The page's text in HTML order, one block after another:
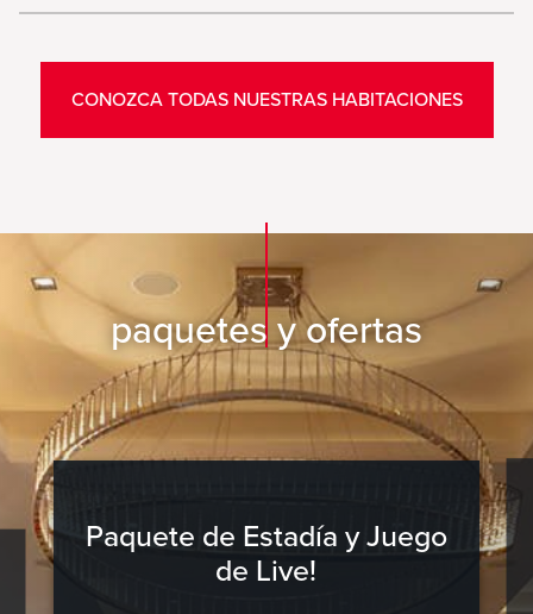
CONOZCA TODAS NUESTRAS HABITACIONES
paquetes y ofertas
Paquete de Estadía y Juego
de Live!